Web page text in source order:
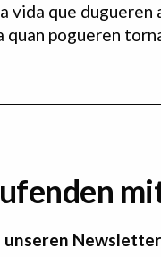
vida que dugueren
quan pogueren
unseren Newsletter